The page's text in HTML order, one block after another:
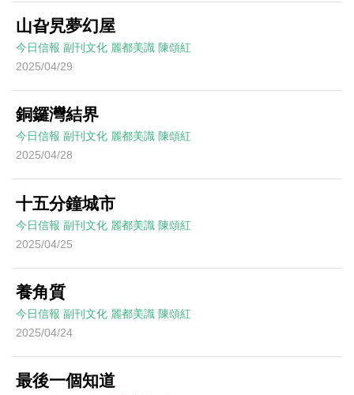
山旮旯夢幻屋
今日信報 副刊文化 麗都美識 陳頌紅
2025/04/29
銅鑼灣結界
今日信報 副刊文化 麗都美識 陳頌紅
2025/04/28
十五分鐘城市
今日信報 副刊文化 麗都美識 陳頌紅
2025/04/25
養角質
今日信報 副刊文化 麗都美識 陳頌紅
2025/04/24
最後一個知道